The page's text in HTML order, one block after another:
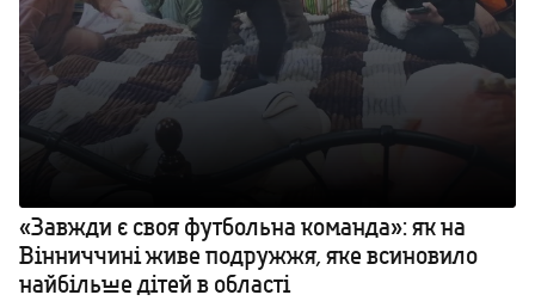
«Завжди є своя футбольна команда»: як на
Вінниччині живе подружжя, яке всиновило
найбільше дітей в області